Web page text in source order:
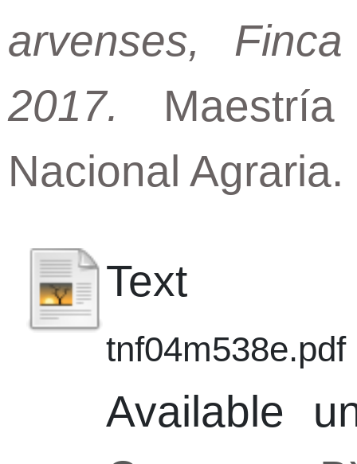
arvenses,
2017. Maestría
Nacional Agraria.
Text
tnf04m538e.pdf
Available